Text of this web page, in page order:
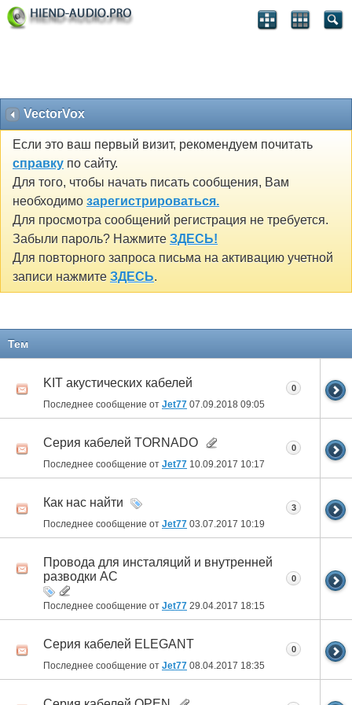
VectorVox
Если это ваш первый визит, рекомендуем почитать
справку по сайту.
Для того, чтобы начать писать сообщения, Вам
необходимо зарегистрироваться.
Для просмотра сообщений регистрация не требуется.
Забыли пароль? Нажмите ЗДЕСЬ!
Для повторного запроса письма на активацию учетной
записи нажмите ЗДЕСЬ.
Тем
KIT акустических кабелей
Последнее сообщение от Jet77 07.09.2018 09:05
0
Cерия кабелей TORNADO
Последнее сообщение от Jet77 10.09.2017 10:17
0
Как нас найти
Последнее сообщение от Jet77 03.07.2017 10:19
3
Провода для инсталяций и внутренней
разводки АС
Последнее сообщение от Jet77 29.04.2017 18:15
0
Серия кабелей ELEGANT
Последнее сообщение от Jet77 08.04.2017 18:35
0